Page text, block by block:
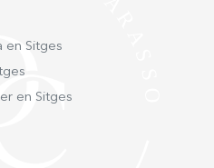
en Sitges
en Sitges